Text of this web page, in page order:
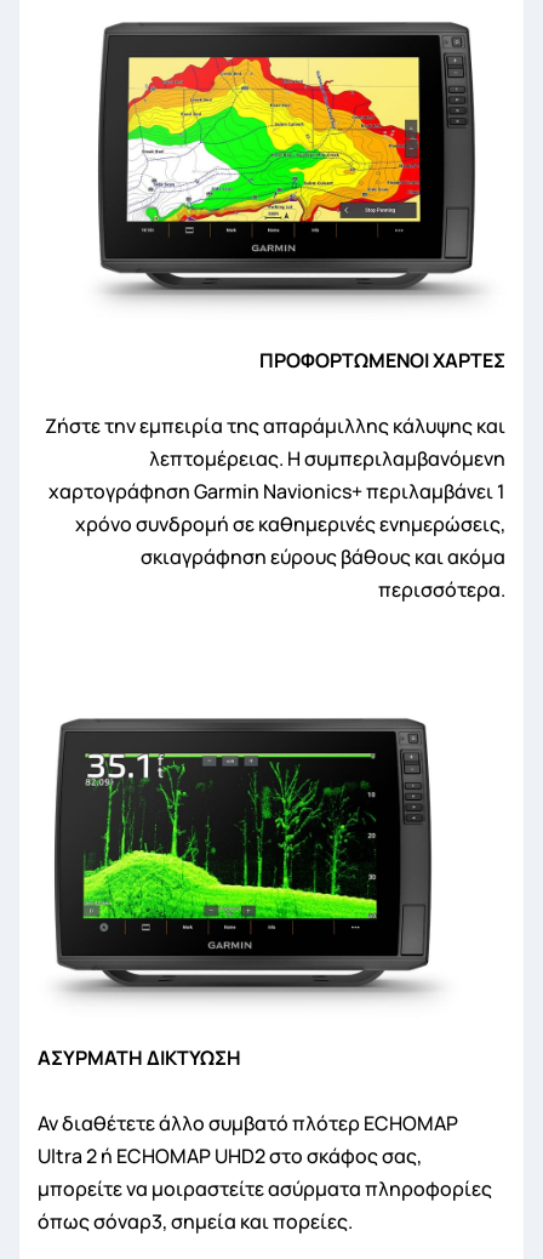
ΠΡΟΦΟΡΤΩΜΕΝΟΙ ΧΑΡΤΕΣ
Ζήστε την εμπειρία της απαράμιλλης κάλυψης και
λεπτομέρειας. Η συμπεριλαμβανόμενη
χαρτογράφηση Garmin Navionics+ περιλαμβάνει 1
χρόνο συνδρομή σε καθημερινές ενημερώσεις,
σκιαγράφηση εύρους βάθους και ακόμα
περισσότερα.
ΑΣΥΡΜΑΤΗ ΔΙΚΤΥΩΣΗ
Αν διαθέτετε άλλο συμβατό πλότερ ECHOMAP
Ultra 2 ή ECHOMAP UHD2 στο σκάφος σας,
μπορείτε να μοιραστείτε ασύρματα πληροφορίες
όπως σόναρ3, σημεία και πορείες.